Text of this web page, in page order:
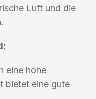
Luft und die
eine hohe
bietet eine gute